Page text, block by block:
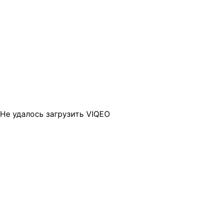
Не удалось загрузить VIQEO